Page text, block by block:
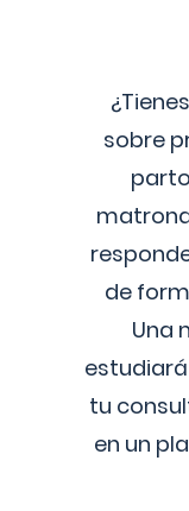
sobre
de
Una
tu
en un